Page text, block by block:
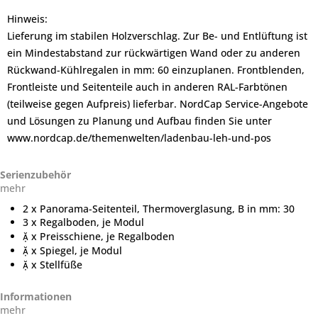
Hinweis:
Lieferung im stabilen Holzverschlag. Zur Be- und Entlüftung ist
ein Mindestabstand zur rückwärtigen Wand oder zu anderen
Rückwand-Kühlregalen in mm: 60 einzuplanen. Frontblenden,
Frontleiste und Seitenteile auch in anderen RAL-Farbtönen
(teilweise gegen Aufpreis) lieferbar. NordCap Service-Angebote
und Lösungen zu Planung und Aufbau finden Sie unter
www.nordcap.de/themenwelten/ladenbau-leh-und-pos
Serienzubehör
mehr
2 x Panorama-Seitenteil, Thermoverglasung, B in mm: 30
3 x Regalboden, je Modul
 x Preisschiene, je Regalboden
 x Spiegel, je Modul
 x Stellfüße
Informationen
mehr